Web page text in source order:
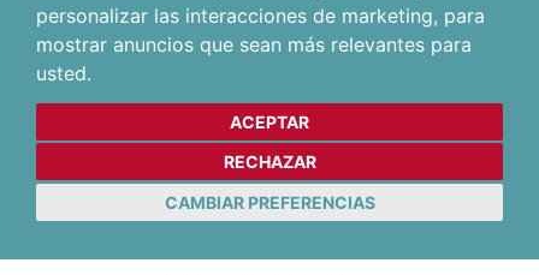
personalizar las interacciones de marketing, para
mostrar anuncios que sean más relevantes para
usted.
ACEPTAR
RECHAZAR
CAMBIAR PREFERENCIAS